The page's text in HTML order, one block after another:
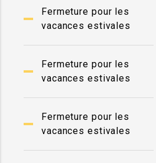
Fermeture pour les
vacances estivales
Fermeture pour les
vacances estivales
Fermeture pour les
vacances estivales